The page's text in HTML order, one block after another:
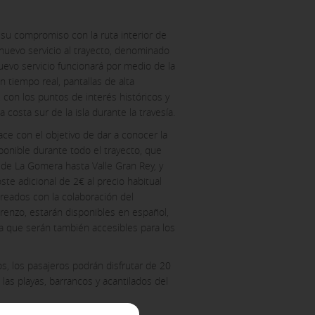
compromiso con la ruta interior de
servicio al trayecto, denominado
servicio funcionará por medio de la
tiempo real, pantallas de alta
los puntos de interés históricos y
costa sur de la isla durante la travesía.
con el objetivo de dar a conocer la
durante todo el trayecto, que
La Gomera hasta Valle Gran Rey, y
adicional de 2€ al precio habitual
con la colaboración del
estarán disponibles en español,
que serán también accesibles para los
los pasajeros podrán disfrutar de 20
playas, barrancos y acantilados del
ACEPTAR TODAS
navegador para bloquear o
ninguna información de